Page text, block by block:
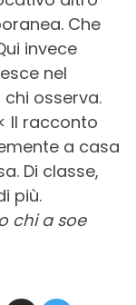
Che
invece
nel
osserva.
Il racconto
a casa
Di classe,
più.
chi a soe